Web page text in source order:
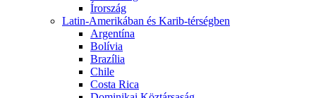
Írország
Latin-Amerikában és Karib-térségben
Argentína
Bolívia
Brazília
Chile
Costa Rica